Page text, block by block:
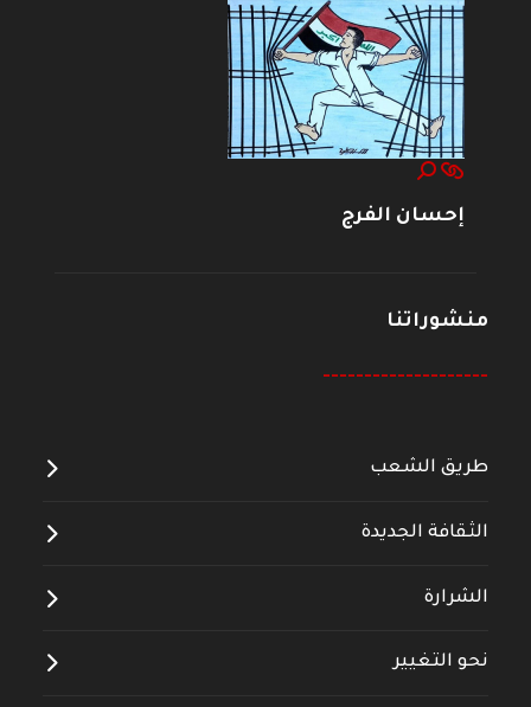
إحسان الفرج
منشوراتنا
--------------------
طريق الشعب
الثقافة الجديدة
الشرارة
نحو التغيير